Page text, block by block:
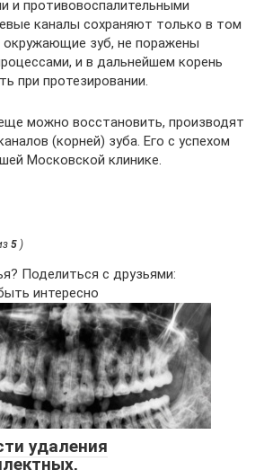
и противовоспалительными
каналы сохраняют только в том
окружающие зуб, не поражены
и в дальнейшем корень
при протезировании.
можно восстановить, производят
(корней) зуба. Его с успехом
Московской клинике.
5 )
Поделиться с друзьями:
интересно
удаления